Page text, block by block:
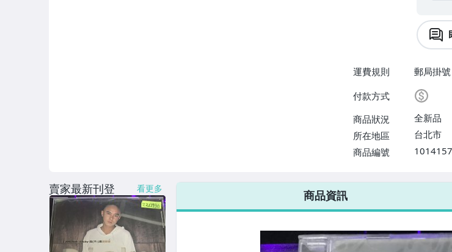
運費規則
郵局掛
付款方式
商品狀況
全新品
所在地區
台北市
商品編號
商品資訊
賣家最新刊登 看更多